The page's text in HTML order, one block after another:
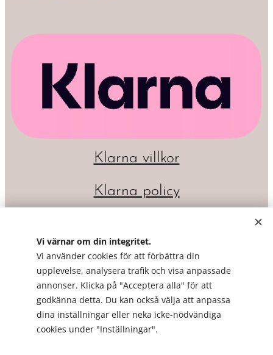
Klarna villkor
Klarna policy
Cookies
Vi värnar om din integritet.
Vi använder cookies för att förbättra din
upplevelse, analysera trafik och visa anpassade
annonser. Klicka på "Acceptera alla" för att
godkänna detta. Du kan också välja att anpassa
dina inställningar eller neka icke-nödvändiga
cookies under "Inställningar".